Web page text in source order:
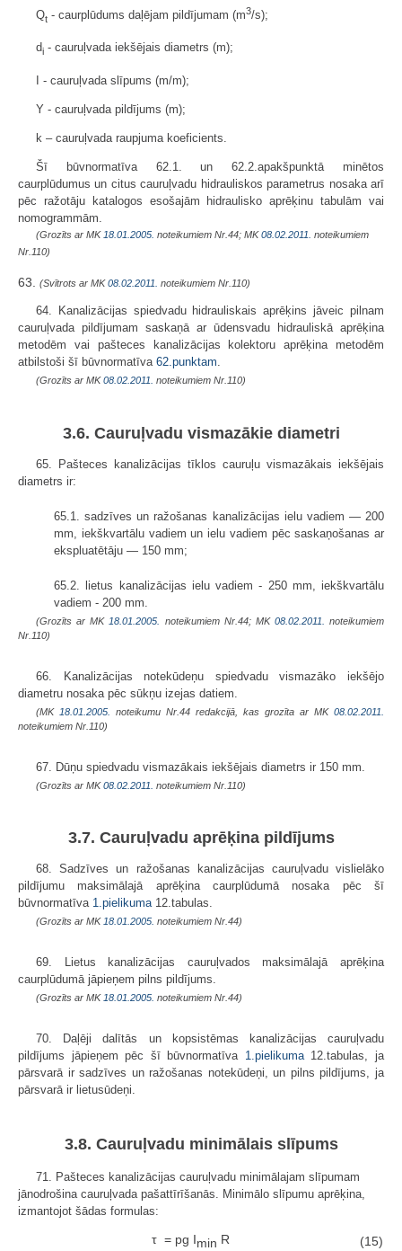
Qt - caurplūdums daļējam pildījumam (m3/s);
di - cauruļvada iekšējais diametrs (m);
I - cauruļvada slīpums (m/m);
Y - cauruļvada pildījums (m);
k – cauruļvada raupjuma koeficients.
Šī būvnormatīva 62.1. un 62.2.apakšpunktā minētos
caurplūdumus un citus cauruļvadu hidrauliskos parametrus nosaka arī
pēc ražotāju katalogos esošajām hidraulisko aprēķinu tabulām vai
nomogrammām.
(Grozīts ar MK 18.01.2005. noteikumiem Nr.44; MK08.02.2011. noteikumiem
Nr.110)
63. (Svītrots ar MK08.02.2011. noteikumiem Nr.110)
64. Kanalizācijas spiedvadu hidrauliskais aprēķins jāveic pilnam
cauruļvada pildījumam saskaņā ar ūdensvadu hidrauliskā aprēķina
metodēm vai pašteces kanalizācijas kolektoru aprēķina metodēm
atbilstoši šī būvnormatīva 62.punktam.
(Grozīts ar MK08.02.2011. noteikumiem Nr.110)
3.6. Cauruļvadu vismazākie diametri
65. Pašteces kanalizācijas tīklos cauruļu vismazākais iekšējais
diametrs ir:
65.1. sadzīves un ražošanas kanalizācijas ielu vadiem — 200
mm, iekškvartālu vadiem un ielu vadiem pēc saskaņošanas ar
ekspluatētāju — 150 mm;
65.2. lietus kanalizācijas ielu vadiem - 250 mm, iekškvartālu
vadiem - 200 mm.
(Grozīts ar MK 18.01.2005. noteikumiem Nr.44; MK 08.02.2011.
noteikumiem
Nr.110)
66. Kanalizācijas notekūdeņu spiedvadu vismazāko iekšējo
diametru nosaka pēc sūkņu izejas datiem.
(MK 18.01.2005. noteikumu Nr.44 redakcijā, kas grozīta ar MK 08.02.2011.
noteikumiem Nr.110)
67. Dūņu spiedvadu vismazākais iekšējais diametrs ir 150 mm.
(Grozīts ar MK08.02.2011. noteikumiem Nr.110)
3.7. Cauruļvadu aprēķina pildījums
68. Sadzīves un ražošanas kanalizācijas cauruļvadu vislielāko
pildījumu maksimālajā aprēķina caurplūdumā nosaka pēc šī
būvnormatīva 1.pielikuma12.tabulas.
(Grozīts ar MK 18.01.2005. noteikumiem Nr.44)
69. Lietus kanalizācijas cauruļvados maksimālajā aprēķina
caurplūdumā jāpieņem pilns pildījums.
(Grozīts ar MK 18.01.2005. noteikumiem Nr.44)
70. Daļēji dalītās un kopsistēmas kanalizācijas cauruļvadu
pildījums jāpieņem pēc šī būvnormatīva 1.pielikuma12.tabulas, ja
pārsvarā ir sadzīves un ražošanas notekūdeņi, un pilns pildījums, ja
pārsvarā ir lietusūdeņi.
3.8. Cauruļvadu minimālais slīpums
71. Pašteces kanalizācijas cauruļvadu minimālajam slīpumam
jānodrošina cauruļvada pašattīrīšanās. Minimālo slīpumu aprēķina,
izmantojot šādas formulas:
τ = pg Imin R (15)